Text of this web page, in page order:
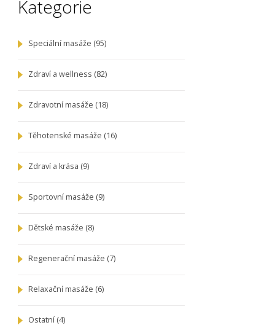
Kategorie
Speciální masáže (95)
Zdraví a wellness (82)
Zdravotní masáže (18)
Těhotenské masáže (16)
Zdraví a krása (9)
Sportovní masáže (9)
Dětské masáže (8)
Regenerační masáže (7)
Relaxační masáže (6)
Ostatní (4)